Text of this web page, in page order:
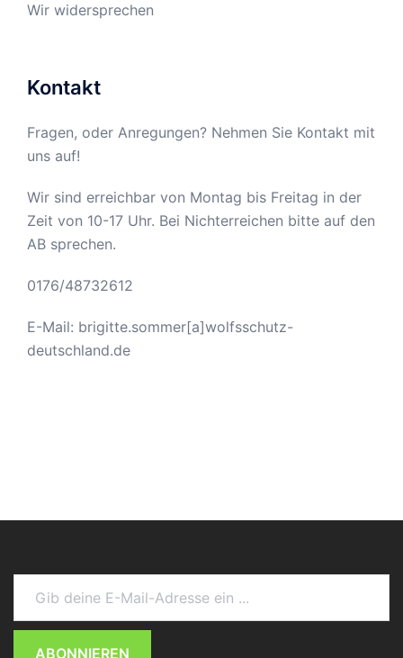
Wir widersprechen
Kontakt
Fragen, oder Anregungen? Nehmen Sie Kontakt mit
uns auf!
Wir sind erreichbar von Montag bis Freitag in der
Zeit von 10-17 Uhr. Bei Nichterreichen bitte auf den
AB sprechen.
0176/48732612
E-Mail: brigitte.sommer[a]wolfsschutz-
deutschland.de
Gib deine E-Mail-Adresse ein ...
ABONNIEREN